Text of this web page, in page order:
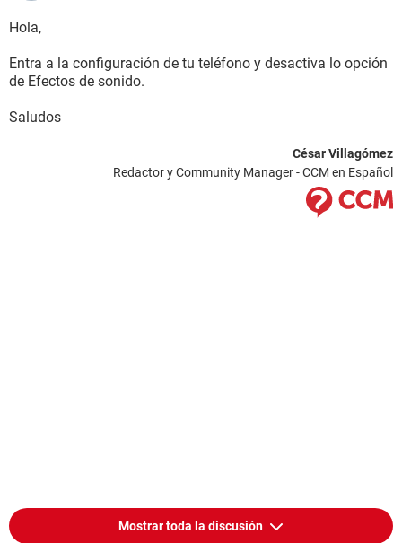
Hola,
Entra a la configuración de tu teléfono y desactiva lo opción
de Efectos de sonido.
Saludos
César Villagómez
Redactor y Community Manager - CCM en Español
Mostrar toda la discusión